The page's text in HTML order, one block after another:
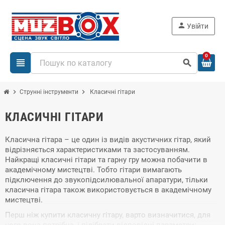
view_headline search
person Увійти
0
chevron_right Струнні інструменти chevron_right Класичні гітари
КЛАСИЧНІ ГІТАРИ
Класична гітара – це один із видів акустичних гітар, який
відрізняється характеристиками та застосуванням.
Найкращі класичні гітари та гарну гру можна побачити в
академічному мистецтві. Тобто гітари вимагають
підключення до звукопідсилювальної апаратури, тільки
класична гітара також використовується в академічному
мистецтві.
Перш ніж купити класичну гітару, варто визначитися, для